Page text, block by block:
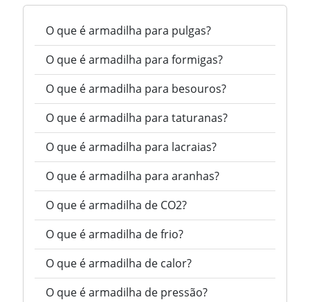
O que é armadilha para pulgas?
O que é armadilha para formigas?
O que é armadilha para besouros?
O que é armadilha para taturanas?
O que é armadilha para lacraias?
O que é armadilha para aranhas?
O que é armadilha de CO2?
O que é armadilha de frio?
O que é armadilha de calor?
O que é armadilha de pressão?